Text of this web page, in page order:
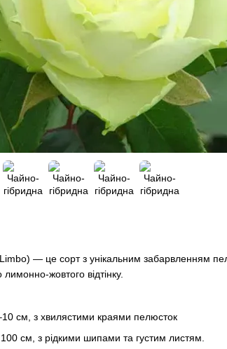
— це сорт з унікальним забарвленням
жовтого відтінку.
см, з хвилястими краями пелюсток
см, з рідкими шипами та густим листям.